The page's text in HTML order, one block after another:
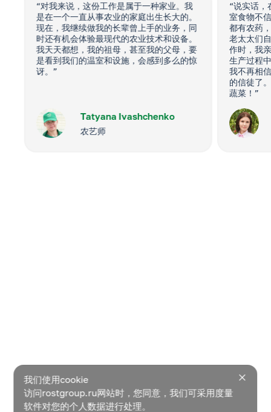
“对我来说，这份工作是属于一种家业。我
是在一个一直从事农业的家庭出生长大的。
现在，我继续做我的长辈曾上手的业务，同
时还有机会体验最现代的农业技术和设备。
我天天都想，我的祖母，甚至我的父母，要
是看到我们的温室和设施，会感到多么的惊
讶。”
Tatyana Ivashchenko
农艺师
“说实话，
室食物不信
都有农药，
老太太们自
作时，我亲
生产过程中
我不再相信
的信徒了。
蔬菜！”
我们使用cookie
访问rostgroup.ru网站时，您同意，我们可采用度量
软件对您的个人数据进行处理。